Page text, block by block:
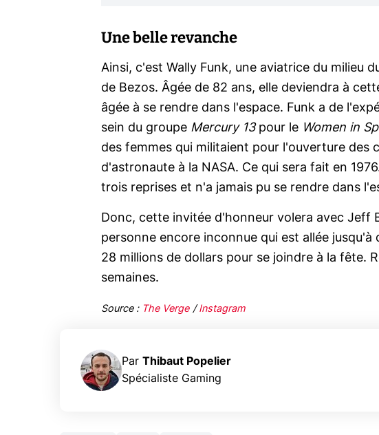
Une belle revanche
Ainsi, c'est Wally Funk, une aviatrice du milieu
de Bezos. Âgée de 82 ans, elle deviendra à
âgée à se rendre dans l'espace. Funk a de
sein du groupe Mercury 13pour le Women in
des femmes qui militaient pour l'ouverture des
d'astronaute à la NASA. Ce qui sera fait en
trois reprises et n'a jamais pu se rendre dans
Donc, cette invitée d'honneur volera avec Jeff
personne encore inconnue qui est allée
28 millions de dollars pour se joindre à la fête.
semaines.
Source : The Verge /Instagram
Par Thibaut Popelier
Spécialiste Gaming